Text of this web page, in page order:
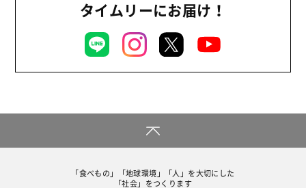
タイムリーにお届け！
「食べもの」「地球環境」「人」を大切にした
「社会」をつくります